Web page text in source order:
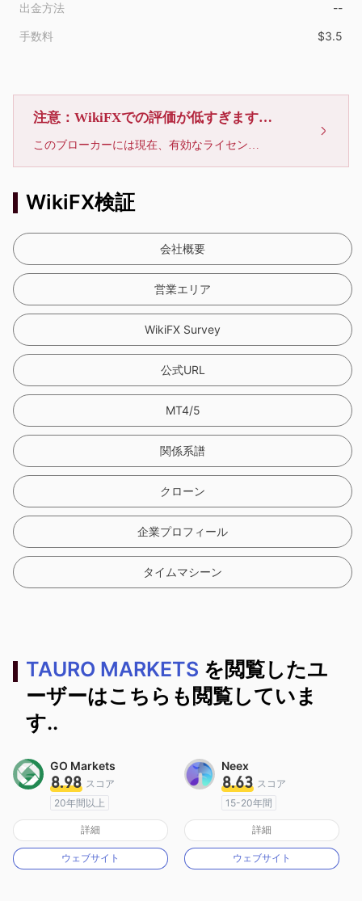
出金方法 --
手数料 $3.5
注意：WikiFXでの評価が低すぎます、利用しないでください
このブローカーには現在、有効なライセンスが確認されていません。リスクにご注意下さい！
WikiFX検証
会社概要
営業エリア
WikiFX Survey
公式URL
MT4/5
関係系譜
クローン
企業プロフィール
タイムマシーン
TAURO MARKETS を閲覧したユ
ーザーはこちらも閲覧していま
す..
GO Markets
8.98 スコア
20年間以上
オーストラリア規制
マーケットメイキングライセンス（MM）
cTrader
詳細
ウェブサイト
Neex
8.63 スコア
15-20年間
オーストラリア規制
マーケットメイキングライセンス（MM）
MT4フルライセンス
詳細
ウェブサイト